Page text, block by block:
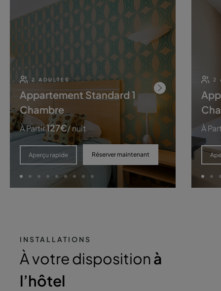
2 ADULTES
Appartement Standard 1
Chambre
À Partir127€/ nuit
Aperçu rapide Réserver maintenant
2
À
INSTALLATIONS
À votre dispositionà
l’hôtel